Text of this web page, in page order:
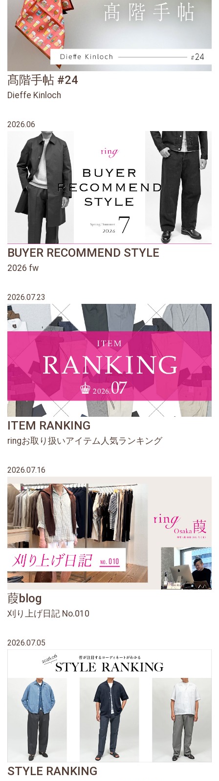
髙階手帖 #24
Dieffe Kinloch
2026.06
BUYER RECOMMEND STYLE
2026 fw
2026.07.23
ITEM RANKING
ringお取り扱いアイテム人気ランキング
2026.07.16
葭blog
刈り上げ日記 No.010
2026.07.05
STYLE RANKING